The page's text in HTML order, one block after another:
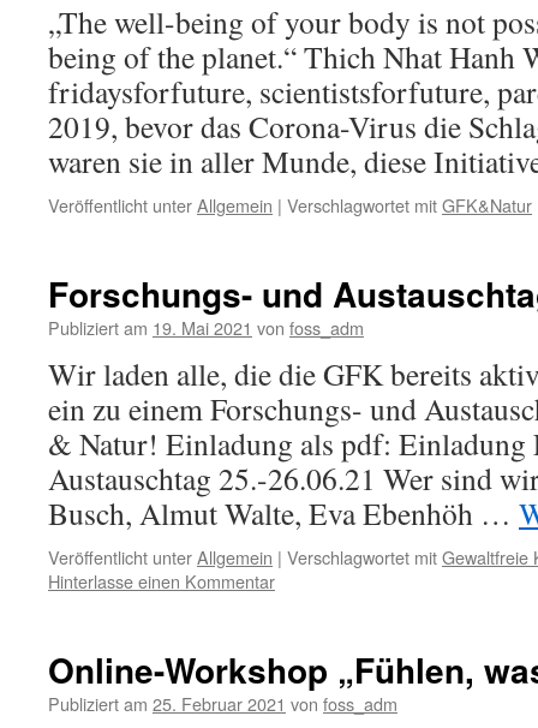
„The well-being of your body is not
being of the planet.“ Thich Nhat Hanh
fridaysforfuture, scientistsforfuture,
2019, bevor das Corona-Virus die
waren sie in aller Munde, diese
Veröffentlicht unterAllgemein | Verschlagwortet mitGFK&Natur
Forschungs- und
Publiziert am 19. Mai 2021 von foss_adm
Wir laden alle, die die GFK bereits
ein zu einem Forschungs- und
& Natur! Einladung als pdf: Einladung
Austauschtag 25.-26.06.21 Wer sind
Busch, Almut Walte, Eva Ebenhöh …
Veröffentlicht unterAllgemein | Verschlagwortet mitGewaltfreie
Hinterlasse einen Kommentar
Online-Workshop „Fühlen,
Publiziert am 25. Februar 2021 von foss_adm